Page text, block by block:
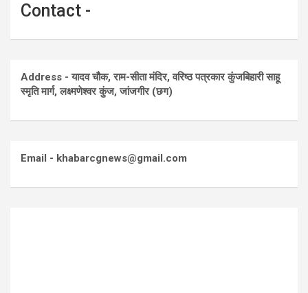
Contact -
Address - यादव चौक, राम-सीता मंदिर, वरिष्ठ पत्रकार कुंजबिहारी साहू
स्मृति मार्ग, लक्ष्मणेश्वर कुंज, जांजगीर (छग)
Email - khabarcgnews@gmail.com